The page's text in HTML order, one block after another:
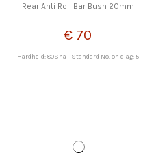
Rear Anti Roll Bar Bush 20mm
€ 70
Hardheid: 80Sha - Standard No. on diag: 5